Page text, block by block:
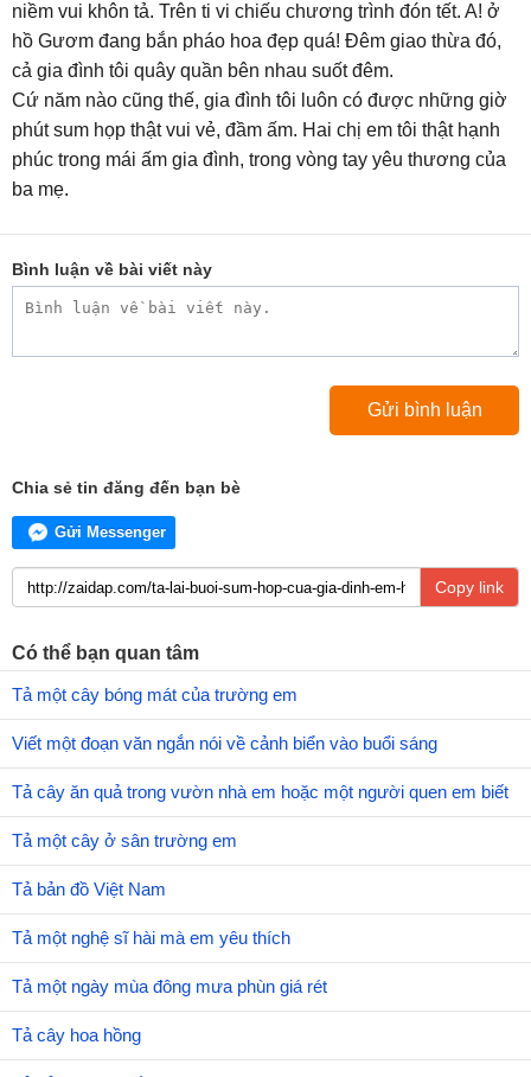
niềm vui khôn tả. Trên ti vi chiếu chương trình đón tết. A! ở
hồ Gươm đang bắn pháo hoa đẹp quá! Đêm giao thừa đó,
cả gia đình tôi quây quần bên nhau suốt đêm.
Cứ năm nào cũng thế, gia đình tôi luôn có được những giờ
phút sum họp thật vui vẻ, đầm ấm. Hai chị em tôi thật hạnh
phúc trong mái ấm gia đình, trong vòng tay yêu thương của
ba mẹ.
Bình luận về bài viết này
Chia sẻ tin đăng đến bạn bè
Gửi Messenger
Copy link
Có thể bạn quan tâm
Tả một cây bóng mát của trường em
Viết một đoạn văn ngắn nói về cảnh biển vào buổi sáng
Tả cây ăn quả trong vườn nhà em hoặc một người quen em biết
Tả một cây ở sân trường em
Tả bản đồ Việt Nam
Tả một nghệ sĩ hài mà em yêu thích
Tả một ngày mùa đông mưa phùn giá rét
Tả cây hoa hồng